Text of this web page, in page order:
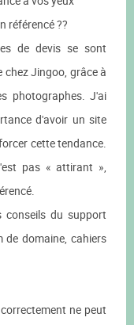
référencé ??
de devis se sont
chez Jingoo, grâce à
photographes. J'ai
d'avoir un site
cette tendance.
pas « attirant »,
conseils du support
domaine, cahiers
ne peut